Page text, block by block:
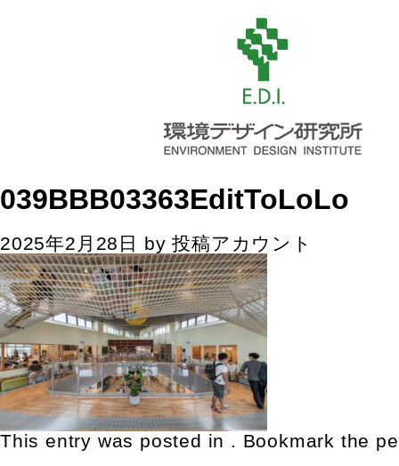
039BBB03363EditToLoLo
2025年2月28日 by投稿アカウント
This entry was posted in . Bookmark the